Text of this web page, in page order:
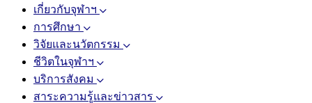
เกี่ยวกับจุฬาฯ
การศึกษา
วิจัยและนวัตกรรม
ชีวิตในจุฬาฯ
บริการสังคม
สาระความรู้และข่าวสาร